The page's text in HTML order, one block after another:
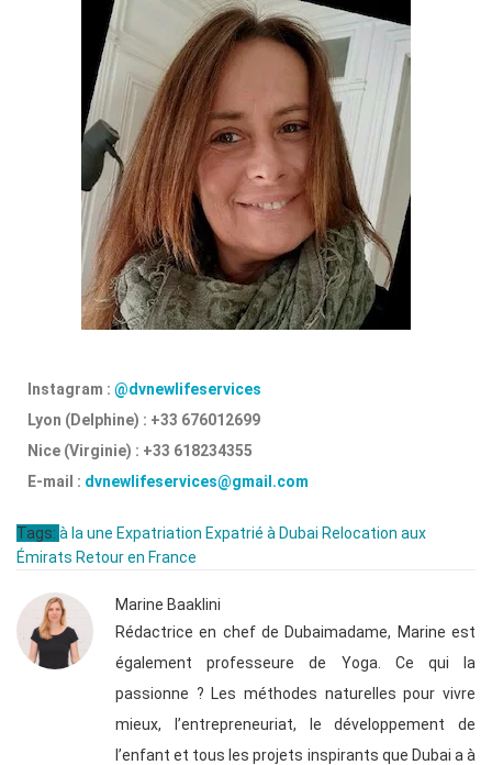
Instagram : @dvnewlifeservices
Lyon (Delphine) : +33 676012699
Nice (Virginie) : +33 618234355
E-mail : dvnewlifeservices@gmail.com
Tags: à la une Expatriation Expatrié à Dubai Relocation aux
Émirats Retour en France
Marine Baaklini
Rédactrice en chef de Dubaimadame, Marine est
également professeure de Yoga. Ce qui la
passionne ? Les méthodes naturelles pour vivre
mieux, l’entrepreneuriat, le développement de
l’enfant et tous les projets inspirants que Dubai a à